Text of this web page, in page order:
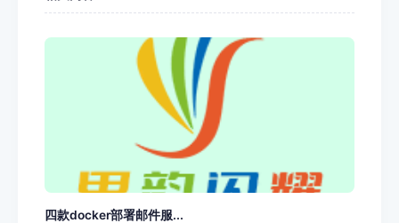
四款docker部署邮件服...